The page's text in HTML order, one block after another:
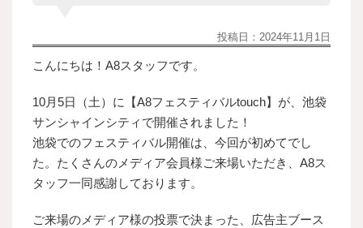
投稿日： 2024年11月1日
こんにちは！A8スタッフです。
10月5日（土）に【A8フェスティバルtouch】が、池袋
サンシャインシティで開催されました！
池袋でのフェスティバル開催は、今回が初めてでし
た。たくさんのメディア会員様ご来場いただき、A8ス
タッフ一同感謝しております。
ご来場のメディア様の投票で決まった、広告主ブース